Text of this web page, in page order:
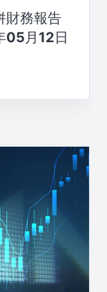
財務報告
05月12日